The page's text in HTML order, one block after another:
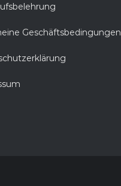
Geschäftsbedingungen